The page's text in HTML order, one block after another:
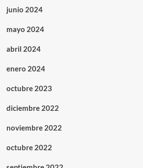
junio 2024
mayo 2024
abril 2024
enero 2024
octubre 2023
diciembre 2022
noviembre 2022
octubre 2022